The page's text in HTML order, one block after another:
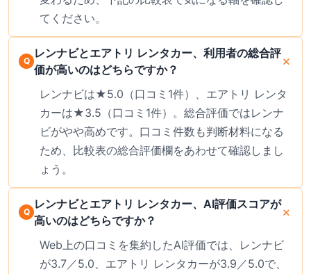
てください。
レンナビとエアトリ レンタカー、利用者の総合評
価が高いのはどちらですか？
レンナビは★5.0（口コミ1件）、エアトリ レンタ
カーは★3.5（口コミ1件）。総合評価ではレンナ
ビがやや高めです。口コミ件数も判断材料になる
ため、比較表の総合評価欄をあわせて確認しまし
ょう。
レンナビとエアトリ レンタカー、AI評価スコアが
高いのはどちらですか？
Web上の口コミを集約したAI評価では、レンナビ
が3.7／5.0、エアトリ レンタカーが3.9／5.0で、